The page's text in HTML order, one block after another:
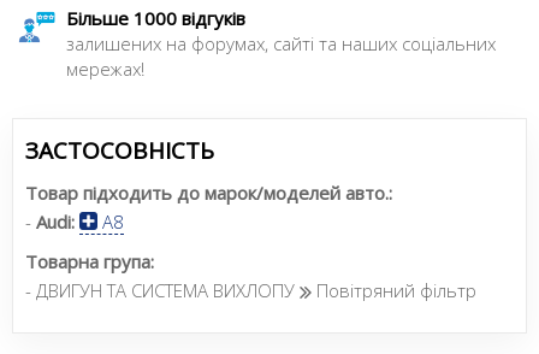
Більше 1000 відгуків
залишених на форумах, сайті та наших соціальних
мережах!
ЗАСТОСОВНІСТЬ
Товар підходить до марок/моделей авто.:
- Audi:
A8
Товарна група:
- ДВИГУН ТА СИСТЕМА ВИХЛОПУ
Повітряний фільтр